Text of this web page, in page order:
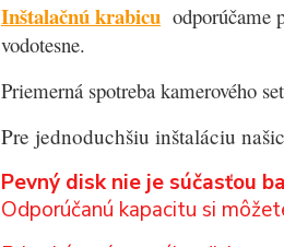
Inštalačnú krabicu odporúčame
vodotesne.
Priemerná spotreba kamerového
Pre jednoduchšiu inštaláciu
Pevný disk nie je súčasťou
Odporúčanú kapacitu si